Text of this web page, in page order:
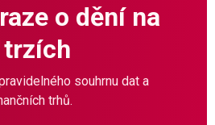
o dění na
souhrnu dat a
trhů.